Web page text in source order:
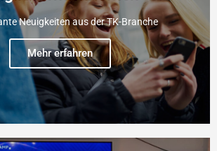
Neuigkeiten aus der TK-Branche
Mehr erfahren